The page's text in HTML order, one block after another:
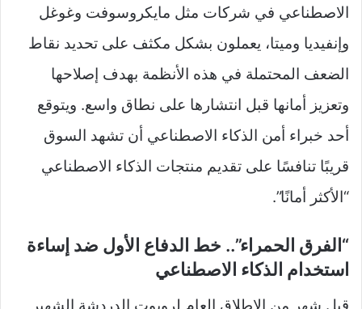
الاصطناعي في شركات مثل مايكروسوفت وغوغل
وإنفيديا وميتا، يعملون بشكل مكثف على تحديد نقاط
الضعف المحتملة في هذه الأنظمة بهدف إصلاحها
وتعزيز أمانها قبل انتشارها على نطاق واسع. ويتوقع
أحد خبراء أمن الذكاء الاصطناعي أن تشهد السوق
قريبًا تنافسًا على تقديم منتجات الذكاء الاصطناعي
“الأكثر أمانًا”.
“الفرق الحمراء”.. خط الدفاع الأول ضد إساءة
استخدام الذكاء الاصطناعي